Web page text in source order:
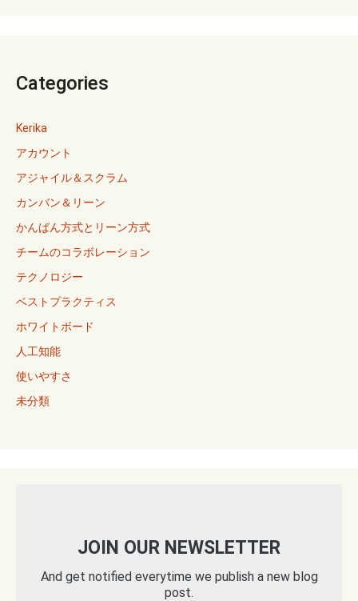
Categories
Kerika
アカウント
アジャイル＆スクラム
カンバン＆リーン
かんばん方式とリーン方式
チームのコラボレーション
テクノロジー
ベストプラクティス
ホワイトボード
人工知能
使いやすさ
未分類
JOIN OUR NEWSLETTER
And get notified everytime we publish a new blog
post.